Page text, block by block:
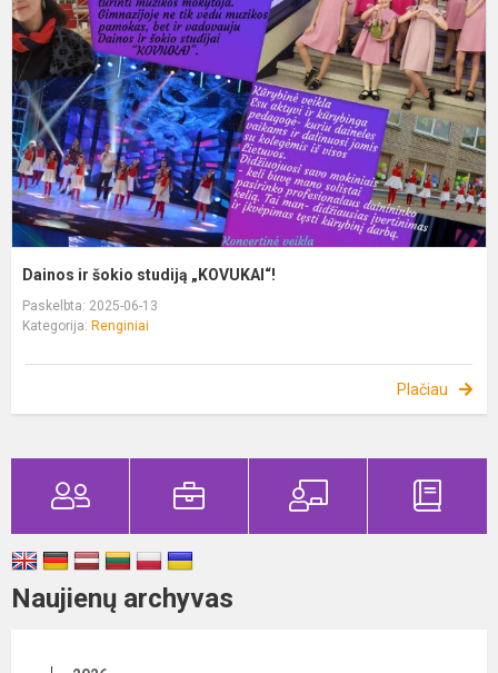
Dainos ir šokio studiją „KOVUKAI“!
Paskelbta: 2025-06-13
Kategorija: Renginiai
Plačiau
Naujienų archyvas